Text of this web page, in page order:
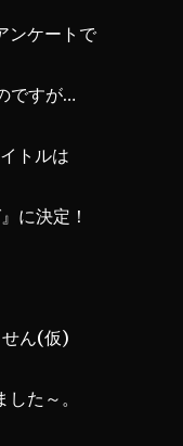
ンケートで
ですが…
トルは
に決定！
ん(仮)
た～。